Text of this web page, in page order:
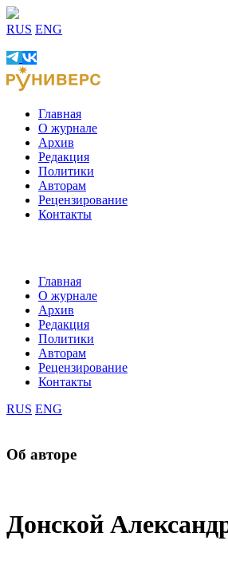
RUS ENG
Главная
О журнале
Архив
Редакция
Политики
Авторам
Рецензирование
Контакты
Главная
О журнале
Архив
Редакция
Политики
Авторам
Рецензирование
Контакты
RUS ENG
Об авторе
Донской